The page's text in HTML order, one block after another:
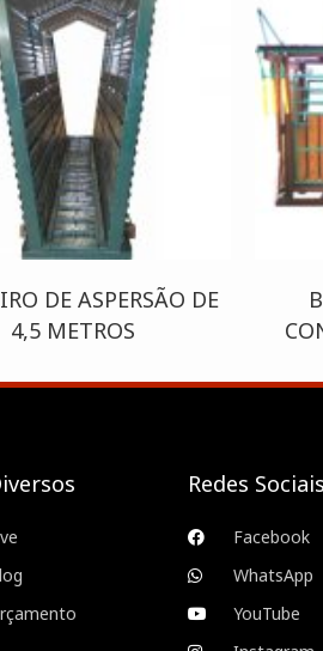
DE ASPERSÃO DE
4,5 METROS
Redes Sociais
Facebook
WhatsApp
YouTube